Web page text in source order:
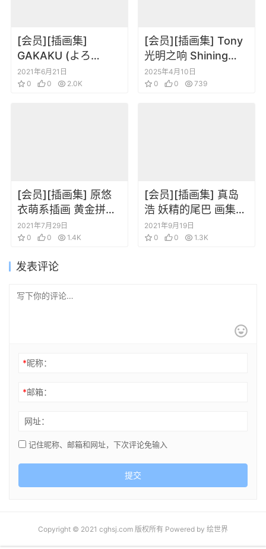
[会员][插画集]
GAKAKU (よろ
ず)yomu へそ×タイ
ツ
2021年6月21日
0
0 2.0K
[会员][插画集] Tony
光明之响 Shining
Resonance
collection of visual
2025年4月10日
0
0 739
[会员][插画集] 原悠
衣萌系插画 黄金拼图
原画集
2021年7月29日
0
0 1.4K
[会员][插画集] 真岛
浩 妖精的尾巴 画集
FANTASIA
2021年9月19日
0
0 1.3K
发表评论
*昵称：
*邮箱：
网址：
记住昵称、邮箱和网址，下次评论免输入
提交